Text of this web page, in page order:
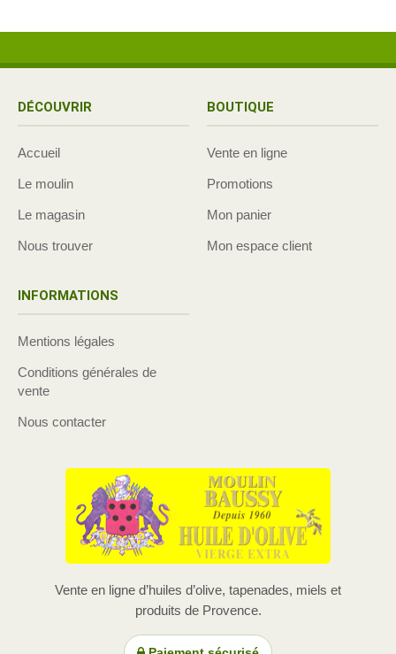
DÉCOUVRIR
Accueil
Le moulin
Le magasin
Nous trouver
BOUTIQUE
Vente en ligne
Promotions
Mon panier
Mon espace client
INFORMATIONS
Mentions légales
Conditions générales de
vente
Nous contacter
Vente en ligne d’huiles d’olive, tapenades, miels et
produits de Provence.